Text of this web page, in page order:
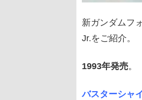
新ガンダムフ
Jr.をご紹介。
1993年発売。
バスターシャ